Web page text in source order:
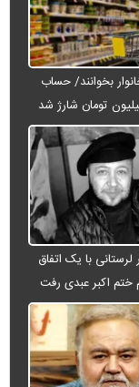
بخوانند/ حساب
با یک اتفاق
ختم اکبر عبدی رفت